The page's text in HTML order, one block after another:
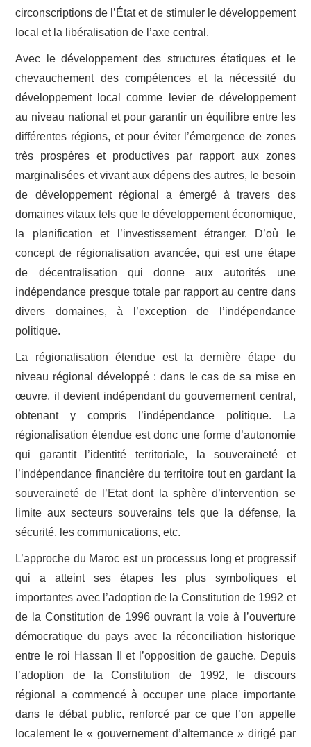
circonscriptions de l’État et de stimuler le développement
local et la libéralisation de l’axe central.
Avec le développement des structures étatiques et le
chevauchement des compétences et la nécessité du
développement local comme levier de développement
au niveau national et pour garantir un équilibre entre les
différentes régions, et pour éviter l’émergence de zones
très prospères et productives par rapport aux zones
marginalisées et vivant aux dépens des autres, le besoin
de développement régional a émergé à travers des
domaines vitaux tels que le développement économique,
la planification et l’investissement étranger. D’où le
concept de régionalisation avancée, qui est une étape
de décentralisation qui donne aux autorités une
indépendance presque totale par rapport au centre dans
divers domaines, à l’exception de l’indépendance
politique.
La régionalisation étendue est la dernière étape du
niveau régional développé : dans le cas de sa mise en
œuvre, il devient indépendant du gouvernement central,
obtenant y compris l’indépendance politique. La
régionalisation étendue est donc une forme d’autonomie
qui garantit l’identité territoriale, la souveraineté et
l’indépendance financière du territoire tout en gardant la
souveraineté de l’Etat dont la sphère d’intervention se
limite aux secteurs souverains tels que la défense, la
sécurité, les communications, etc.
L’approche du Maroc est un processus long et progressif
qui a atteint ses étapes les plus symboliques et
importantes avec l’adoption de la Constitution de 1992 et
de la Constitution de 1996 ouvrant la voie à l’ouverture
démocratique du pays avec la réconciliation historique
entre le roi Hassan II et l’opposition de gauche. Depuis
l’adoption de la Constitution de 1992, le discours
régional a commencé à occuper une place importante
dans le débat public, renforcé par ce que l’on appelle
localement le « gouvernement d’alternance » dirigé par